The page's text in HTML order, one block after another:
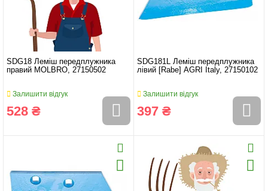
SDG18 Леміш передплужника
правий MOLBRO, 27150502
Залишити відгук
528 ₴
SDG181L Леміш передплужника
лівий [Rabe] AGRI Italy, 27150102
Залишити відгук
397 ₴